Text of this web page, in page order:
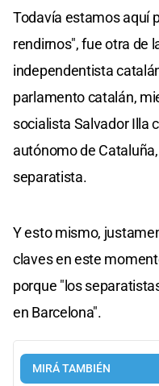
Todavía estamos aquí
rendirnos", fue otra de
independentista
parlamento catalán,
socialista Salvador Illa
autónomo de
separatista.
Y esto mismo,
claves en este
porque "los
en Barcelona".
MIRÁ TAMBIÉN